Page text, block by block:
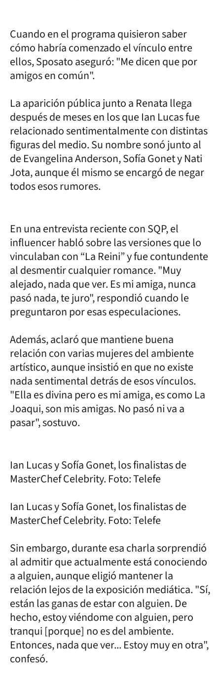
Cuando en el programa quisieron saber
cómo habría comenzado el vínculo entre
ellos, Sposato aseguró: "Me dicen que por
amigos en común".
La aparición pública junto a Renata llega
después de meses en los que Ian Lucas fue
relacionado sentimentalmente con distintas
figuras del medio. Su nombre sonó junto al
de Evangelina Anderson, Sofía Gonet y Nati
Jota, aunque él mismo se encargó de negar
todos esos rumores.
En una entrevista reciente con SQP, el
influencer habló sobre las versiones que lo
vinculaban con “La Reini” y fue contundente
al desmentir cualquier romance. "Muy
alejado, nada que ver. Es mi amiga, nunca
pasó nada, te juro", respondió cuando le
preguntaron por esas especulaciones.
Además, aclaró que mantiene buena
relación con varias mujeres del ambiente
artístico, aunque insistió en que no existe
nada sentimental detrás de esos vínculos.
"Ella es divina pero es mi amiga, es como La
Joaqui, son mis amigas. No pasó ni va a
pasar", sostuvo.
Ian Lucas y Sofía Gonet, los finalistas de
MasterChef Celebrity. Foto: Telefe
Ian Lucas y Sofía Gonet, los finalistas de
MasterChef Celebrity. Foto: Telefe
Sin embargo, durante esa charla sorprendió
al admitir que actualmente está conociendo
a alguien, aunque eligió mantener la
relación lejos de la exposición mediática. "Sí,
están las ganas de estar con alguien. De
hecho, estoy viéndome con alguien, pero
tranqui [porque] no es del ambiente.
Entonces, nada que ver... Estoy muy en otra",
confesó.